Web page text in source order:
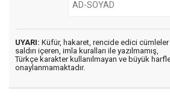
UYARI: Küfür, hakaret, rencide edici
saldırı içeren, imla kuralları ile yazılmamış,
Türkçe karakter kullanılmayan ve büyük
onaylanmamaktadır.